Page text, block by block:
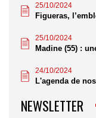
25/10/2024
Figueras,
25/10/2024
Madine (55) :
24/10/2024
L'agenda de
NEWSLETTER